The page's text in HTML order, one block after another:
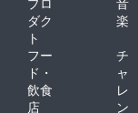
ダク
ト
楽
フー
ド・
飲食
店
チ
ャ
レ
ン